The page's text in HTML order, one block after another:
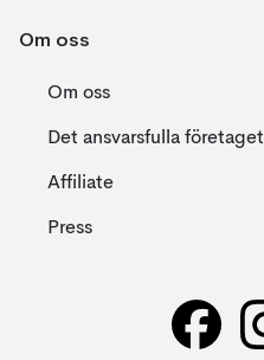
Om oss
Om oss
Det ansvarsfulla företaget
Affiliate
Press